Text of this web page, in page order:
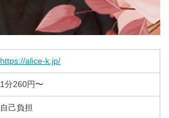
https://alice-k.jp/
1分260円〜
自己負担